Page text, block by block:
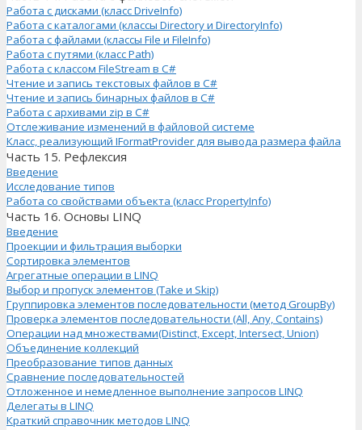
Работа с дисками (класс DriveInfo)
Работа с каталогами (классы Directory и DirectoryInfo)
Работа с файлами (классы File и FileInfo)
Работа с путями (класс Path)
Работа с классом FileStream в C#
Чтение и запись текстовых файлов в C#
Чтение и запись бинарных файлов в C#
Работа с архивами zip в C#
Отслеживание изменений в файловой системе
Класс, реализующий IFormatProvider для вывода размера файла
Часть 15. Рефлексия
Введение
Исследование типов
Работа со свойствами объекта (класс PropertyInfo)
Часть 16. Основы LINQ
Введение
Проекции и фильтрация выборки
Сортировка элементов
Агрегатные операции в LINQ
Выбор и пропуск элементов (Take и Skip)
Группировка элементов последовательности (метод GroupBy)
Проверка элементов последовательности (All, Any, Contains)
Операции над множествами(Distinct, Except, Intersect, Union)
Объединение коллекций
Преобразование типов данных
Сравнение последовательностей
Отложенное и немедленное выполнение запросов LINQ
Делегаты в LINQ
Краткий справочник методов LINQ